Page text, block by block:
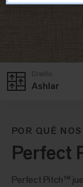
Ashlar
Diseño
POR QUÉ
Perfect
Perfect Pitch™